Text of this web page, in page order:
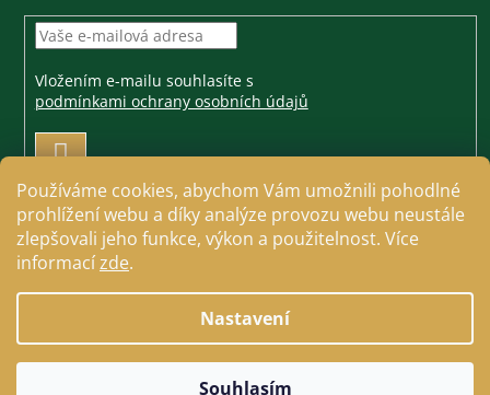
Používáme cookies, abychom Vám umožnili pohodlné
prohlížení webu a díky analýze provozu webu neustále
zlepšovali jeho funkce, výkon a použitelnost. Více
informacízde.
Nastavení
Souhlasím
Vložením e-mailu souhlasíte s
podmínkami ochrany osobních údajů
PŘIHLÁSIT
Copyright 2026Jezdecké a farmářské potřeby Cavallo.
Všechna práva vyhrazena.